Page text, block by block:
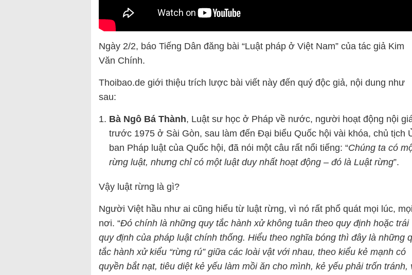
Ngày 2/2, báo Tiếng Dân đăng bài “Luật pháp ở Việt Nam” của tác giả Kim
Văn Chính.
Thoibao.de giới thiệu trích lược bài viết này đến quý độc giả, nội dung như
sau:
Bà Ngô Bá Thành, Luật sư học ở Pháp về nước, người hoạt động nội
trước 1975 ở Sài Gòn, sau làm đến Đại biểu Quốc hội vài khóa, chủ tịch
ban Pháp luật của Quốc hội, đã nói một câu rất nổi tiếng: “Chúng ta có
rừng luật, nhưng chỉ có một luật duy nhất hoạt động – đó là Luật rừng”.
Vậy luật rừng là gì?
Người Việt hầu như ai cũng hiểu từ luật rừng, vì nó rất phổ quát mọi lúc, mọi
nơi. “Đó chính là những quy tắc hành xử không tuân theo quy định hoặc trái
quy định của pháp luật chính thống. Hiểu theo nghĩa bóng thì đây là những
tắc hành xử kiểu “rừng rú” giữa các loài vật với nhau, theo kiểu kẻ mạnh có
quyền bắt nạt, tiêu diệt kẻ yếu làm mồi ăn cho mình, kẻ yếu phải trốn tránh,